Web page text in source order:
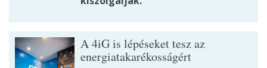
A 4iG is lépéseket tesz az
energiatakarékosságért